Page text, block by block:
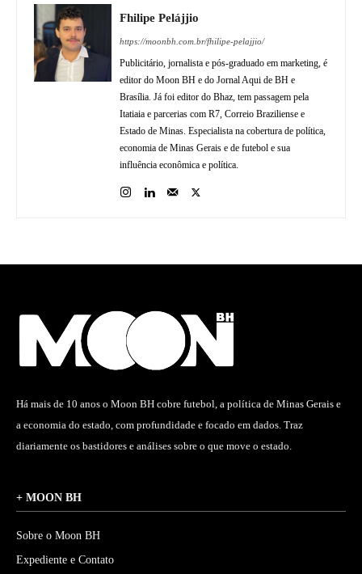
Fhilipe Pelájjio
https://moonbh.com.br/fhilipe-pelajjio/
Publicitário, jornalista e pós-graduado em marketing, é
editor do Moon BH e do Jornal Aqui de BH e
Brasília. Já foi editor do Bhaz, tem passagem pela
Itatiaia e parcerias com R7, Correio Braziliense e
Estado de Minas. Especialista na cobertura de política,
economia de Minas Gerais e de futebol e sua
influência econômica e política.
Há mais de 10 anos o Moon BH cobre futebol, a política de Minas Gerais e
a economia do estado, com profundidade e focado em dados. Traz
diariamente os bastidores e análises sobre o que move o estado.
+ MOON BH
Sobre o Moon BH
Expediente e Contato